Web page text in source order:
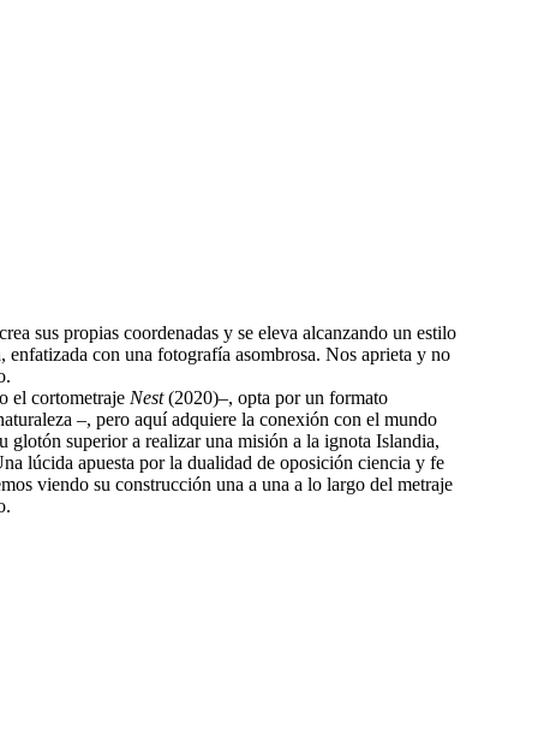
sus propias coordenadas y se eleva alcanzando un estilo
con una fotografía asombrosa. Nos aprieta y no
el cortometraje Nest(2020)–, opta por un formato
–, pero aquí adquiere la conexión con el mundo
glotón superior a realizar una misión a la ignota Islandia,
lúcida apuesta por la dualidad de oposición ciencia y fe
viendo su construcción una a una a lo largo del metraje